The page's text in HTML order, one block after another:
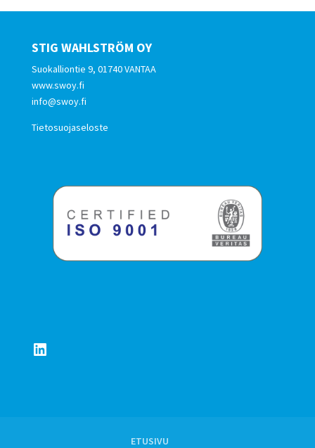
STIG WAHLSTRÖM OY
Suokalliontie 9, 01740 VANTAA
www.swoy.fi
info@swoy.fi
Tietosuojaseloste
LinkedIn
ETUSIVU